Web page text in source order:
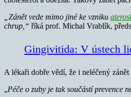
„Zánět vede mimo jiné ke vzniku
chrup,“ říká prof. Michal Vrablík,
Gingivitida: V ústech
A lékaři dobře vědí, že i neléčený
„Péče o zuby je tak součástí prevence